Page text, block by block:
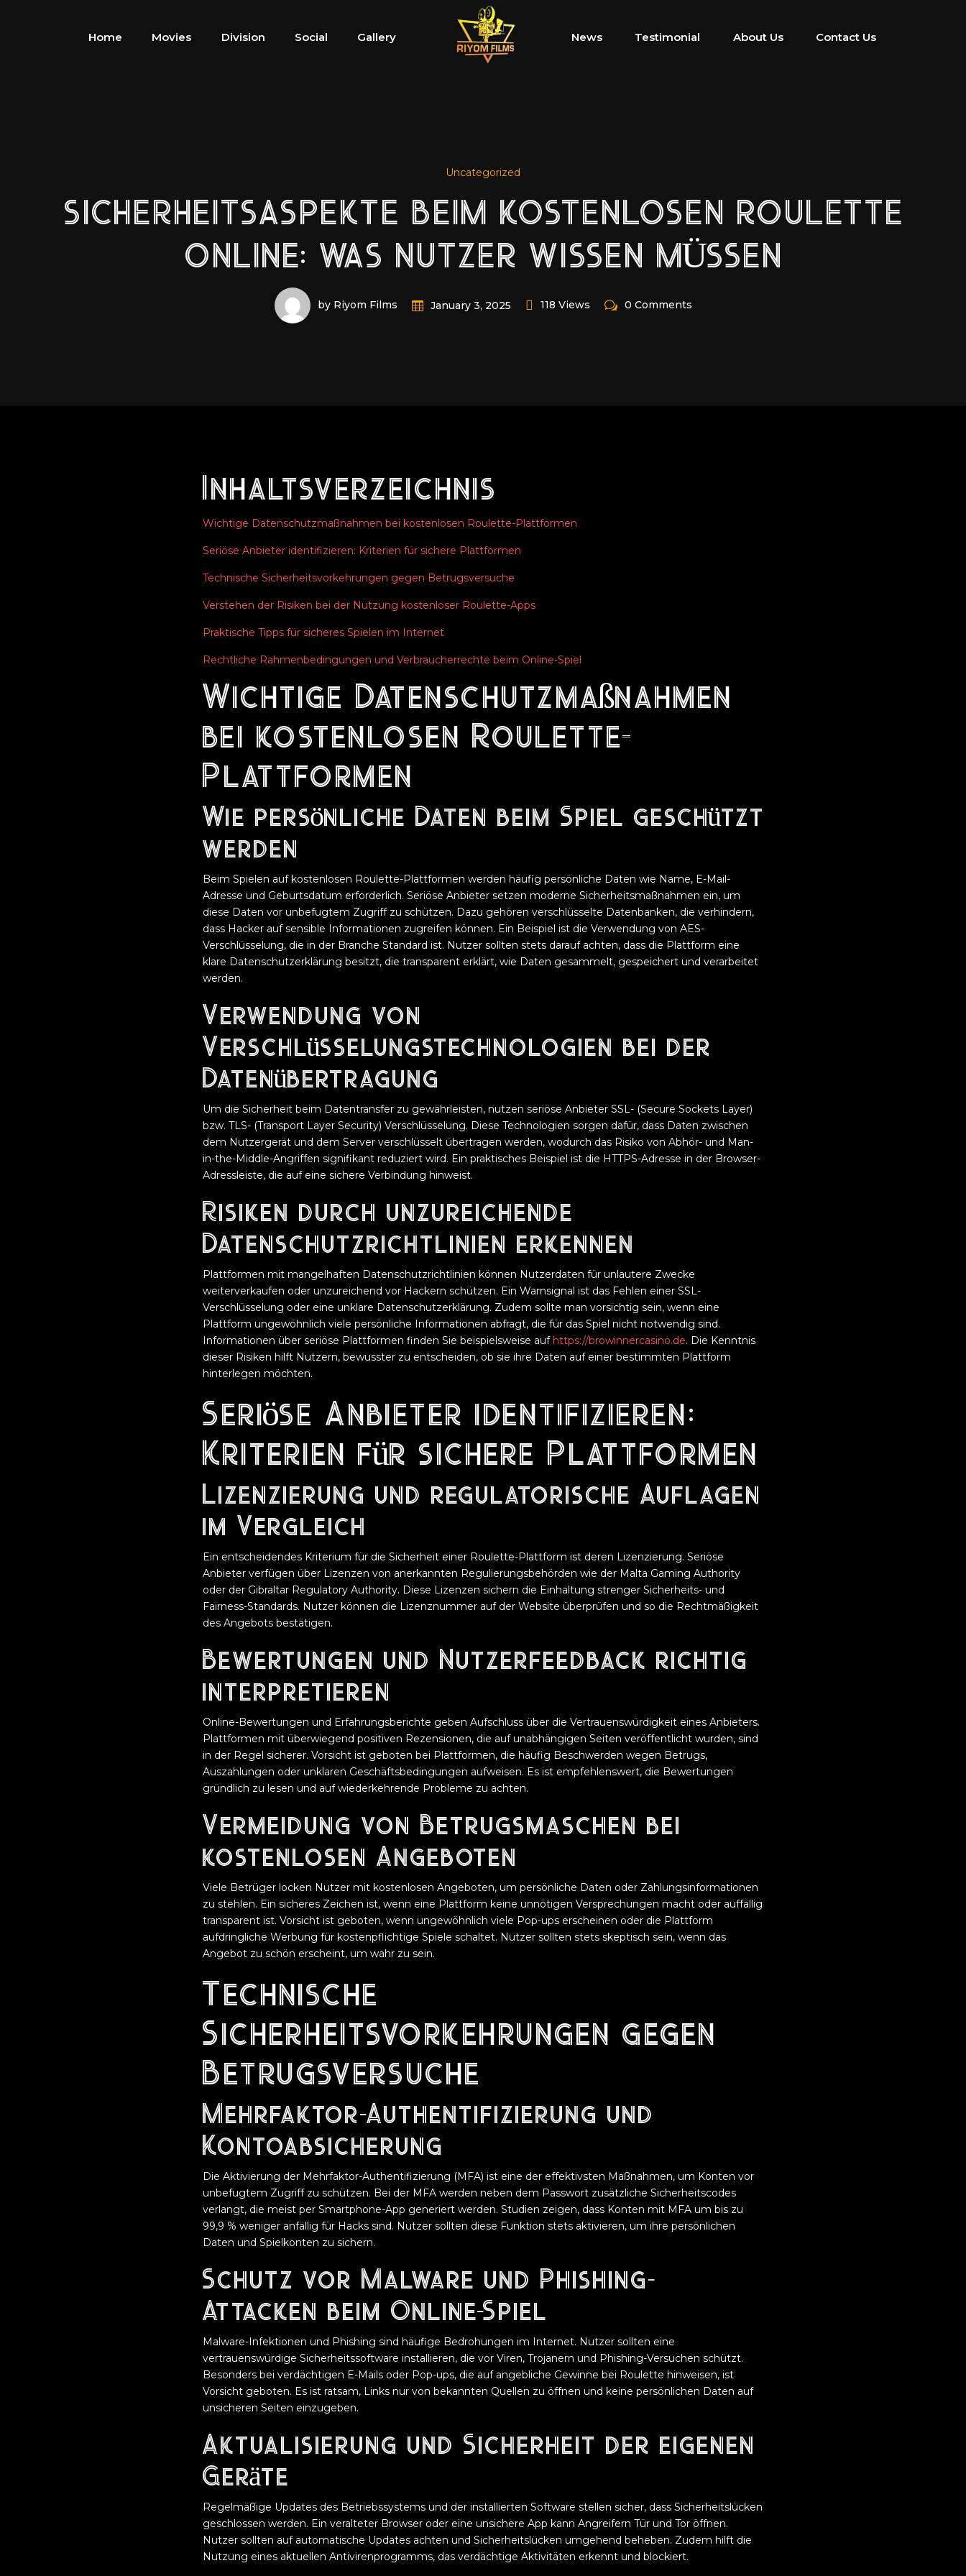
Home Movies Division Social Gallery News Testimonial About Us Contact Us
Uncategorized
SICHERHEITSASPEKTE BEIM KOSTENLOSEN ROULETTE
ONLINE: WAS NUTZER WISSEN MÜSSEN
by Riyom Films January 3, 2025 118 Views 0 Comments
Inhaltsverzeichnis
Wichtige Datenschutzmaßnahmen bei kostenlosen Roulette-Plattformen
Seriöse Anbieter identifizieren: Kriterien für sichere Plattformen
Technische Sicherheitsvorkehrungen gegen Betrugsversuche
Verstehen der Risiken bei der Nutzung kostenloser Roulette-Apps
Praktische Tipps für sicheres Spielen im Internet
Rechtliche Rahmenbedingungen und Verbraucherrechte beim Online-Spiel
Wichtige Datenschutzmaßnahmen
bei kostenlosen Roulette-
Plattformen
Wie persönliche Daten beim Spiel geschützt
werden
Beim Spielen auf kostenlosen Roulette-Plattformen werden häufig persönliche Daten wie Name, E-Mail-
Adresse und Geburtsdatum erforderlich. Seriöse Anbieter setzen moderne Sicherheitsmaßnahmen ein, um
diese Daten vor unbefugtem Zugriff zu schützen. Dazu gehören verschlüsselte Datenbanken, die verhindern,
dass Hacker auf sensible Informationen zugreifen können. Ein Beispiel ist die Verwendung von AES-
Verschlüsselung, die in der Branche Standard ist. Nutzer sollten stets darauf achten, dass die Plattform eine
klare Datenschutzerklärung besitzt, die transparent erklärt, wie Daten gesammelt, gespeichert und verarbeitet
werden.
Verwendung von
Verschlüsselungstechnologien bei der
Datenübertragung
Um die Sicherheit beim Datentransfer zu gewährleisten, nutzen seriöse Anbieter SSL- (Secure Sockets Layer)
bzw. TLS- (Transport Layer Security) Verschlüsselung. Diese Technologien sorgen dafür, dass Daten zwischen
dem Nutzergerät und dem Server verschlüsselt übertragen werden, wodurch das Risiko von Abhör- und Man-
in-the-Middle-Angriffen signifikant reduziert wird. Ein praktisches Beispiel ist die HTTPS-Adresse in der Browser-
Adressleiste, die auf eine sichere Verbindung hinweist.
Risiken durch unzureichende
Datenschutzrichtlinien erkennen
Plattformen mit mangelhaften Datenschutzrichtlinien können Nutzerdaten für unlautere Zwecke
weiterverkaufen oder unzureichend vor Hackern schützen. Ein Warnsignal ist das Fehlen einer SSL-
Verschlüsselung oder eine unklare Datenschutzerklärung. Zudem sollte man vorsichtig sein, wenn eine
Plattform ungewöhnlich viele persönliche Informationen abfragt, die für das Spiel nicht notwendig sind.
Informationen über seriöse Plattformen finden Sie beispielsweise aufhttps://browinnercasino.de. Die Kenntnis
dieser Risiken hilft Nutzern, bewusster zu entscheiden, ob sie ihre Daten auf einer bestimmten Plattform
hinterlegen möchten.
Seriöse Anbieter identifizieren:
Kriterien für sichere Plattformen
Lizenzierung und regulatorische Auflagen
im Vergleich
Ein entscheidendes Kriterium für die Sicherheit einer Roulette-Plattform ist deren Lizenzierung. Seriöse
Anbieter verfügen über Lizenzen von anerkannten Regulierungsbehörden wie der Malta Gaming Authority
oder der Gibraltar Regulatory Authority. Diese Lizenzen sichern die Einhaltung strenger Sicherheits- und
Fairness-Standards. Nutzer können die Lizenznummer auf der Website überprüfen und so die Rechtmäßigkeit
des Angebots bestätigen.
Bewertungen und Nutzerfeedback richtig
interpretieren
Online-Bewertungen und Erfahrungsberichte geben Aufschluss über die Vertrauenswürdigkeit eines Anbieters.
Plattformen mit überwiegend positiven Rezensionen, die auf unabhängigen Seiten veröffentlicht wurden, sind
in der Regel sicherer. Vorsicht ist geboten bei Plattformen, die häufig Beschwerden wegen Betrugs,
Auszahlungen oder unklaren Geschäftsbedingungen aufweisen. Es ist empfehlenswert, die Bewertungen
gründlich zu lesen und auf wiederkehrende Probleme zu achten.
Vermeidung von Betrugsmaschen bei
kostenlosen Angeboten
Viele Betrüger locken Nutzer mit kostenlosen Angeboten, um persönliche Daten oder Zahlungsinformationen
zu stehlen. Ein sicheres Zeichen ist, wenn eine Plattform keine unnötigen Versprechungen macht oder auffällig
transparent ist. Vorsicht ist geboten, wenn ungewöhnlich viele Pop-ups erscheinen oder die Plattform
aufdringliche Werbung für kostenpflichtige Spiele schaltet. Nutzer sollten stets skeptisch sein, wenn das
Angebot zu schön erscheint, um wahr zu sein.
Technische
Sicherheitsvorkehrungen gegen
Betrugsversuche
Mehrfaktor-Authentifizierung und
Kontoabsicherung
Die Aktivierung der Mehrfaktor-Authentifizierung (MFA) ist eine der effektivsten Maßnahmen, um Konten vor
unbefugtem Zugriff zu schützen. Bei der MFA werden neben dem Passwort zusätzliche Sicherheitscodes
verlangt, die meist per Smartphone-App generiert werden. Studien zeigen, dass Konten mit MFA um bis zu
99,9 % weniger anfällig für Hacks sind. Nutzer sollten diese Funktion stets aktivieren, um ihre persönlichen
Daten und Spielkonten zu sichern.
Schutz vor Malware und Phishing-
Attacken beim Online-Spiel
Malware-Infektionen und Phishing sind häufige Bedrohungen im Internet. Nutzer sollten eine
vertrauenswürdige Sicherheitssoftware installieren, die vor Viren, Trojanern und Phishing-Versuchen schützt.
Besonders bei verdächtigen E-Mails oder Pop-ups, die auf angebliche Gewinne bei Roulette hinweisen, ist
Vorsicht geboten. Es ist ratsam, Links nur von bekannten Quellen zu öffnen und keine persönlichen Daten auf
unsicheren Seiten einzugeben.
Aktualisierung und Sicherheit der eigenen
Geräte
Regelmäßige Updates des Betriebssystems und der installierten Software stellen sicher, dass Sicherheitslücken
geschlossen werden. Ein veralteter Browser oder eine unsichere App kann Angreifern Tür und Tor öffnen.
Nutzer sollten auf automatische Updates achten und Sicherheitslücken umgehend beheben. Zudem hilft die
Nutzung eines aktuellen Antivirenprogramms, das verdächtige Aktivitäten erkennt und blockiert.